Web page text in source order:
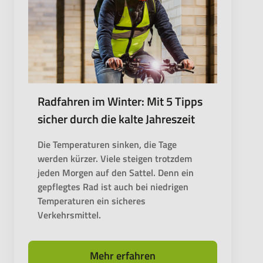
Radfahren im Winter: Mit 5 Tipps
sicher durch die kalte Jahreszeit
Die Temperaturen sinken, die Tage
werden kürzer. Viele steigen trotzdem
jeden Morgen auf den Sattel. Denn ein
gepflegtes Rad ist auch bei niedrigen
Temperaturen ein sicheres
Verkehrsmittel.
Mehr erfahren